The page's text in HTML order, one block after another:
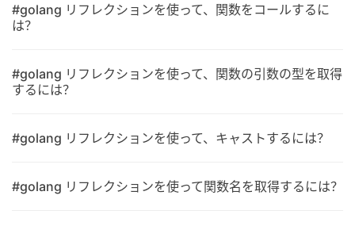
#golang リフレクションを使って、関数をコールするに
は？
#golang リフレクションを使って、関数の引数の型を取得
するには？
#golang リフレクションを使って、キャストするには？
#golang リフレクションを使って関数名を取得するには？